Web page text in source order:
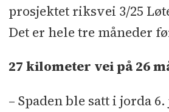
prosjektet riksvei 3/25
Det er hele tre måneder
27 kilometer vei på 26
– Spaden ble satt i jorda